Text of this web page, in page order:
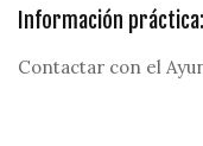
Información práctica:
Contactar con el